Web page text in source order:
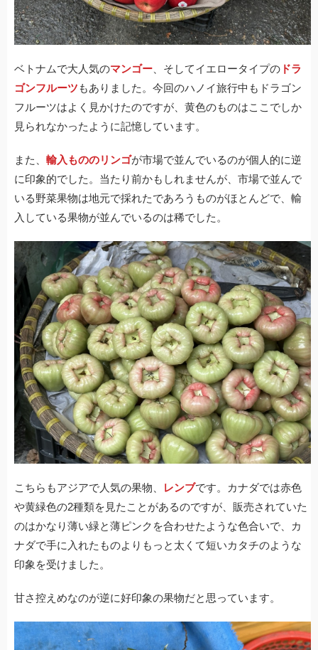
ベトナムで大人気のマンゴー 、そしてイエロータイプの ドラ
ゴンフルーツ もありました。今回のハノイ旅行中もドラゴン
フルーツはよく見かけたのですが、黄色のものはここでしか
見られなかったように記憶しています。
また、 輸入もののリンゴが市場で並んでいるのが個人的に逆
に印象的でした。当たり前かもしれませんが、市場で並んで
いる野菜果物は地元で採れたであろうものがほとんどで、輸
入している果物が並んでいるのは稀でした。
こちらもアジアで人気の果物、 レンブです。カナダでは赤色
や黄緑色の2種類を見たことがあるのですが、販売されていた
のはかなり薄い緑と薄ピンクを合わせたような色合いで、カ
ナダで手に入れたものよりもっと太くて短いカタチのような
印象を受けました。
甘さ控えめなのが逆に好印象の果物だと思っています。